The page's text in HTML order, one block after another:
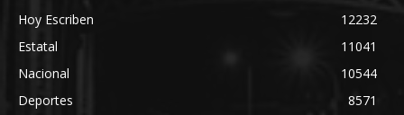
Hoy Escriben
12232
Estatal
11041
Nacional
10544
Deportes
8571